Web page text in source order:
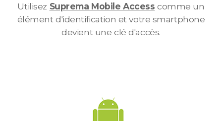
Utilisez Suprema Mobile Access comme un
élément d'identification et votre smartphone
devient une clé d'accès.